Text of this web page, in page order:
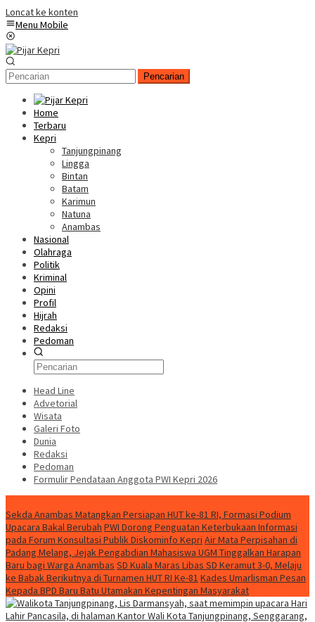
Loncat ke konten
Menu Mobile
Pencarian
Home
Terbaru
Kepri
Tanjungpinang
Lingga
Bintan
Batam
Karimun
Natuna
Anambas
Nasional
Olahraga
Politik
Kriminal
Opini
Profil
Hijrah
Redaksi
Pedoman
Head Line
Advetorial
Wisata
Galeri Foto
Dunia
Redaksi
Pedoman
Formulir Pendataan Anggota PWI Kepri 2026
Sekda Anambas Matangkan Persiapan HUT ke-81 RI, Formasi Podium
Upacara Bakal Berubah PWI Dorong Penguatan Keterbukaan Informasi
pada Forum Konsultasi Publik Diskominfo Kepri Air Mata Perpisahan di
Padang Melang, Jejak Pengabdian Mahasiswa UGM Tinggalkan Harapan
Baru bagi Warga Anambas SD Kuala Maras Libas SD Keramut 3-0, Melaju
ke Babak Berikutnya di Turnamen HUT RI Ke-81 Kades Umarlisman Pesan
Kepada BPD Baru Batu Utamakan Kepentingan Masyarakat